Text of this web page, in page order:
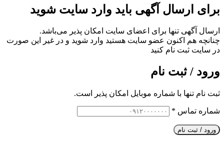
برای ارسال آگهی باید وارد سایت شوید
ارسال آگهی تنها برای اعضای سایت امکان پذیر می‌باشد.
چنانچه هم‌ اکنون عضو سایت هستید وارد شوید و در غیر این صورت
در سایت ثبت نام کنید
ورود / ثبت نام
ثبت نام تنها با شماره موبایل امکان پذیر است.
شماره تماس *
ورود / ثبت نام